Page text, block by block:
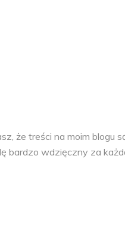
że treści na moim
bardzo wdzięczny za